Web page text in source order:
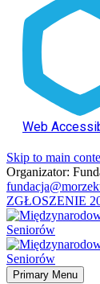
Web
Skip to main
Organizator:
ZGŁOSZENIE
Primary Menu